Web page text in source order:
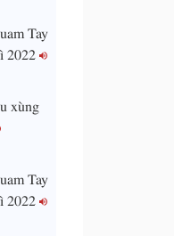
Tay
2022
xùng
Tay
2022